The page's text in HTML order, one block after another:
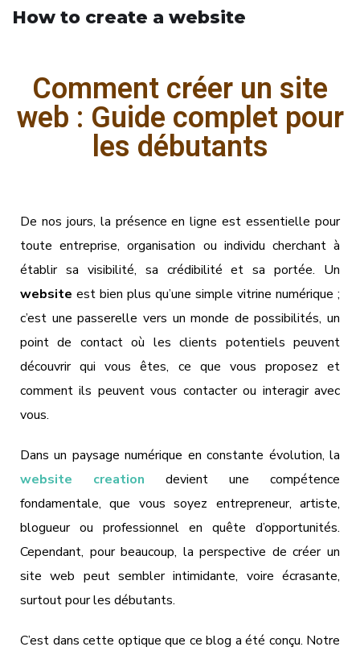
How to create a website
Comment créer un site
web : Guide complet pour
les débutants
De nos jours, la présence en ligne est essentielle pour
toute entreprise, organisation ou individu cherchant à
établir sa visibilité, sa crédibilité et sa portée. Un
website est bien plus qu’une simple vitrine numérique ;
c’est une passerelle vers un monde de possibilités, un
point de contact où les clients potentiels peuvent
découvrir qui vous êtes, ce que vous proposez et
comment ils peuvent vous contacter ou interagir avec
vous.
Dans un paysage numérique en constante évolution, la
website creation devient une compétence
fondamentale, que vous soyez entrepreneur, artiste,
blogueur ou professionnel en quête d’opportunités.
Cependant, pour beaucoup, la perspective de créer un
site web peut sembler intimidante, voire écrasante,
surtout pour les débutants.
C’est dans cette optique que ce blog a été conçu. Notre